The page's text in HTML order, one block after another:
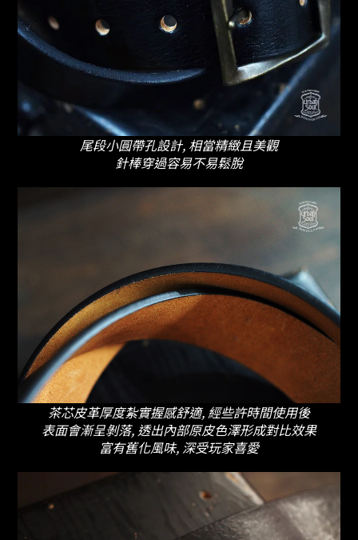
尾段小圓帶孔設計, 相當精緻且美觀
針棒穿過容易不易鬆脫
茶芯皮革厚度紮實握感舒適, 經些許時間使用後
表面會漸呈剝落, 透出內部原皮色澤形成對比效果
富有舊化風味, 深受玩家喜愛